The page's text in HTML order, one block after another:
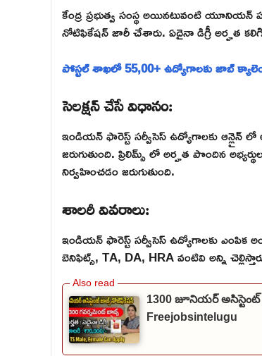
కేంద్ర ప్రభుత్వ సంస్థ అయినటువంటి
నోటిఫికేషన్ జారీ చేశారు. ఏదైనా డిగ్రీ అర్హత కలిగి
పోస్టల్ శాఖలో 55,00+ ఉద్యోగాలకు జాబ్
సెలక్షన్ చేసే విధానం:
ఇండియన్ ఫారెస్ట్ సర్వీసెస్ ఉద్యోగాలకు ఆన్లైన్ లో
జరుగుతుంది. ప్రిలిమ్స్ లో అర్హత పొందిన
నిర్వహించడం జరుగుతుంది.
శాలరీ వివరాలు:
ఇండియన్ ఫారెస్ట్ సర్వీసెస్ ఉద్యోగాలకు ఎంపిక
బెనిఫిట్స్, TA, DA, HRA వంటివి అన్ని
1300 జూనియర్ అసిస్టెంట్
Freejobsintelugu